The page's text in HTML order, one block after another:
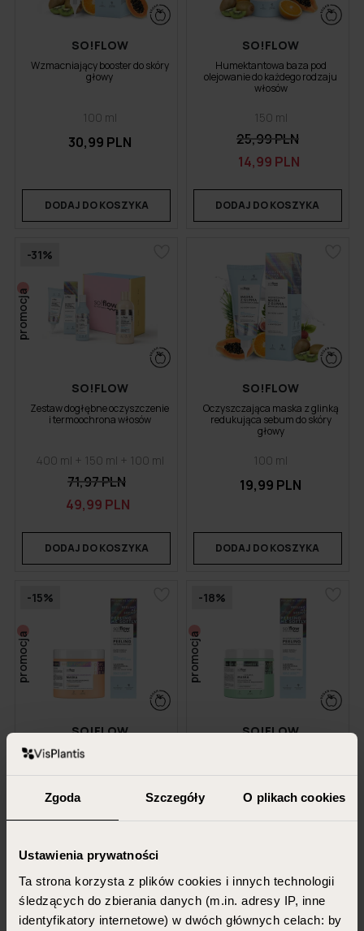
Zgoda Szczegóły O plikach cookies
Ustawienia prywatności
Ta strona korzysta z plików cookies i innych technologii
śledzących do zbierania danych (m.in. adresy IP, inne
identyfikatory internetowe) w dwóch głównych celach: by
SO!FLOW
Wzmacniający booster do skóry
głowy
100 ml
30,99 PLN
DODAJ DO KOSZYKA
SO!FLOW
Humektantowa baza pod
olejowanie do każdego rodzaju
włosów
150 ml
25,99 PLN
14,99 PLN
DODAJ DO KOSZYKA
-31%
promocja
SO!FLOW
Zestaw dogłębne oczyszczenie
i termoochrona włosów
400 ml + 150 ml + 100 ml
71,97 PLN
49,99 PLN
DODAJ DO KOSZYKA
SO!FLOW
Oczyszczająca maska z glinką
redukująca sebum do skóry
głowy
100 ml
19,99 PLN
DODAJ DO KOSZYKA
-15%
promocja
SO!FLOW
Dwupak oczyszczający peeling
trychologiczny + maska do
włosów średniop...
100 ml + 400 ml
58,98 PLN
49,99 PLN
DODAJ DO KOSZYKA
-18%
promocja
SO!FLOW
włosów po kerat...
100 ml + 400 ml
60,98 PLN
DODAJ DO KOSZYKA